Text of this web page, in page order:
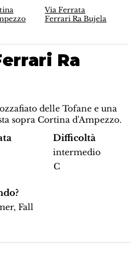
Via Ferrata
Ferrari Ra Bujela
Ra
delle Tofane e una
sopra Cortina d'Ampezzo.
Difficoltà
intermedio
C
Fall